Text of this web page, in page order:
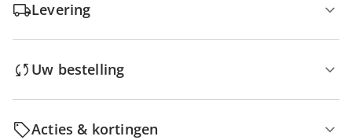
Levering
Uw bestelling
Acties & kortingen